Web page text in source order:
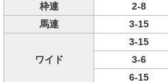
枠連
2-8
馬連
3-15
ワイド
3-15
3-6
6-15